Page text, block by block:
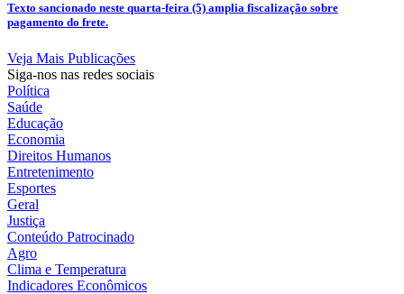
Texto sancionado neste quarta-feira (5) amplia fiscalização sobre
pagamento do frete.
Veja Mais Publicações
Siga-nos nas redes sociais
Política
Saúde
Educação
Economia
Direitos Humanos
Entretenimento
Esportes
Geral
Justiça
Conteúdo Patrocinado
Agro
Clima e Temperatura
Indicadores Econômicos